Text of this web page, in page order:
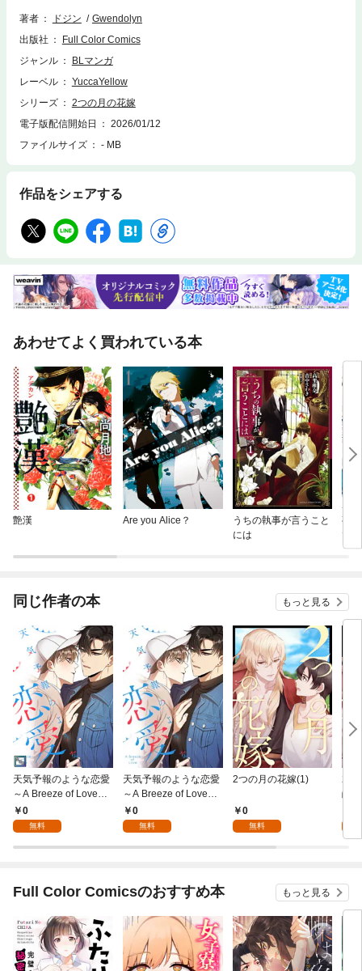
著者 ドジン
Gwendolyn
出版社
Full Color Comics
ジャンル
BLマンガ
レーベル
YuccaYellow
シリーズ
2つの月の花嫁
電子版配信開始日
2026/01/12
ファイルサイズ
- MB
作品をシェアする
あわせてよく買われている本
艶漢 Are you Alice？
うちの執事が言うこと
には
夜
で
行
同じ作者の本 もっと見る
天気予報のような恋愛
～A Breeze of Love～
【全年齢版】(1)
0
無料
天気予報のような恋愛
～A Breeze of Love～
(1)0
無料
2つの月の花嫁(1)
0
無料
2つ
齢
Full Color Comicsのおすすめ本 もっと見る